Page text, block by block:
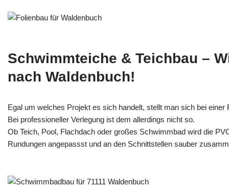
Schwimmteiche & Teichbau –
nach Waldenbuch!
Egal um welches Projekt es sich handelt, stellt man sich bei einer
Bei professioneller Verlegung ist dem allerdings nicht so.
Ob Teich, Pool, Flachdach oder großes Schwimmbad wird die
Rundungen angepassst und an den Schnittstellen sauber